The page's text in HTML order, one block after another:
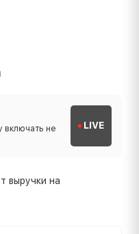
включать не
LIVE
выручки на